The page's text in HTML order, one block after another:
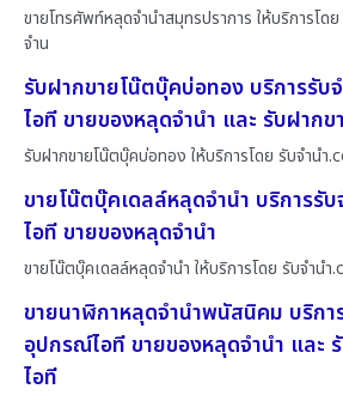
ขายโทรศัพท์หลุดจำนำสมุทรปราการ ให้บริการโด
จำน
รับฝากขายโน๊ตบุ๊คบ่อทอง บริการรั
ไอที ขายของหลุดจำนำ และ รับฝาก
รับฝากขายโน๊ตบุ๊คบ่อทอง ให้บริการโดย รับจํานํา
ขายโน๊ตบุ๊คเดลล์หลุดจำนำ บริการรั
ไอที ขายของหลุดจำนำ
ขายโน๊ตบุ๊คเดลล์หลุดจำนำ ให้บริการโดย รับจํานํ
ขายนาฬิกาหลุดจำนำพนัสนิคม บริกา
อุปกรณ์ไอที ขายของหลุดจำนำ และ
ไอที